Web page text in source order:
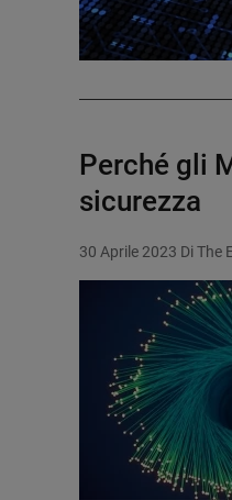
Perché gli
sicurezza
30 Aprile 2023 Di The